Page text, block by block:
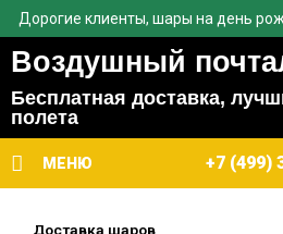
Дорогие клиенты, шары на день
Воздушный
Бесплатная доставка,
полета
МЕНЮ +7 (499)
Доставка шаров